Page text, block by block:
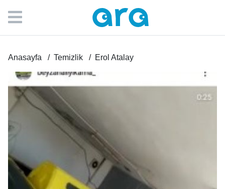
Anasayfa Temizlik Erol Atalay